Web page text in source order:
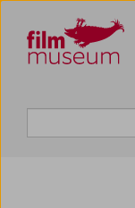
Zum Inhalt
Zum Hauptmenü
Zur Servicenavigation
Zum Suche